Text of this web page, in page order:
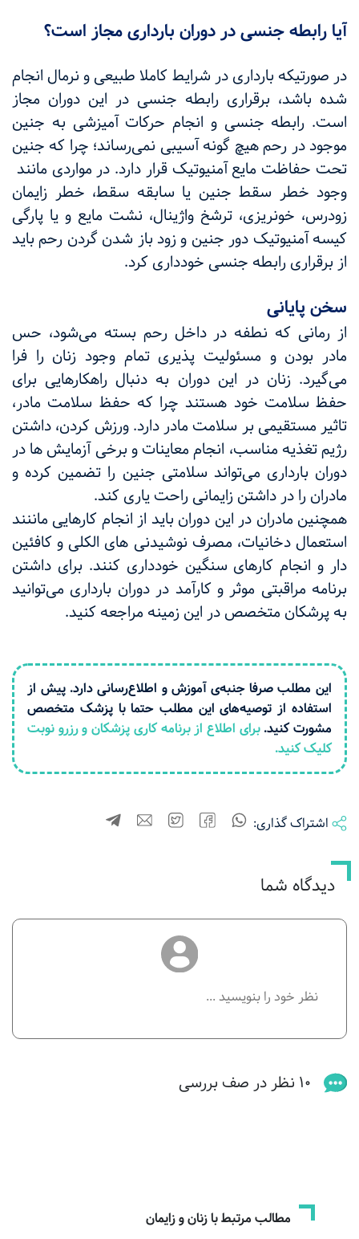
آیا رابطه جنسی در دوران بارداری مجاز است؟
در صورتیکه بارداری در شرایط کاملا طبیعی و نرمال انجام
شده باشد، برقراری رابطه جنسی در این دوران مجاز
است. رابطه جنسی و انجام حرکات آمیزشی به جنین
موجود در رحم هیچ گونه آسیبی نمی‌رساند؛ چرا که جنین
تحت حفاظت مایع آمنیوتیک قرار دارد. در مواردی مانند
وجود خطر سقط جنین یا سابقه سقط، خطر زایمان
زودرس، خونریزی، ترشخ واژینال، نشت مایع و یا پارگی
کیسه آمنیوتیک دور جنین و زود باز شدن گردن رحم باید
از برقراری رابطه جنسی خودداری کرد.
سخن پایانی
از رمانی که نطفه در داخل رحم بسته می‌شود، حس
مادر بودن و مسئولیت پذیری تمام وجود زنان را فرا
می‌گیرد.‌ زنان در این دوران به دنبال راهکارهایی برای
حفظ سلامت خود هستند چرا که حفظ سلامت مادر،
تاثیر مستقیمی بر سلامت مادر دارد. ورزش کردن، داشتن
رژیم تغذیه مناسب، انجام معاینات و برخی آزمایش ها در
دوران بارداری می‌تواند سلامتی جنین را تضمین کرده و
مادران را در داشتن زایمانی راحت یاری کند.
همچنین مادران در این دوران باید از انجام کارهایی ماننند
استعمال دخانیات، مصرف نوشیدنی های الکلی و کافئین
دار و انجام کارهای سنگین خودداری کنند. برای داشتن
برنامه مراقبتی موثر و کارآمد در دوران بارداری می‌توانید
به پرشکان متخصص در این زمینه مراجعه کنید.
این مطلب صرفا جنبه‌ی آموزش و اطلاع‌رسانی دارد. پیش از
استفاده از توصیه‌های این مطلب حتما با پزشک متخصص
مشورت کنید.برای اطلاع از برنامه کاری پزشکان و رزرو نوبت
کلیک کنید.
اشتراک گذاری:
دیدگاه شما
10 نظر در صف بررسی
مطالب مرتبط با زنان و زایمان